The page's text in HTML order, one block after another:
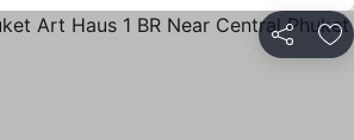
Compartir